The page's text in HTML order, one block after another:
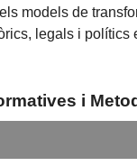
models de
legals i
i